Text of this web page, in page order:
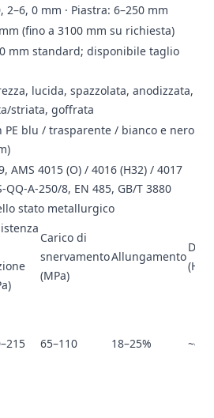
2–6, 0 mm · Piastra: 6–250 mm
(fino a 3100 mm su richiesta)
mm standard; disponibile taglio
lucida, spazzolata, anodizzata,
striata, goffrata
PE blu / trasparente / bianco e nero
AMS 4015 (O) / 4016 (H32) / 4017
QQ-A-250/8, EN 485, GB/T 3880
stato metallurgico
Carico di
snervamento
(MPa)
Allungamento
(HB)
65–110 18–25% ~47